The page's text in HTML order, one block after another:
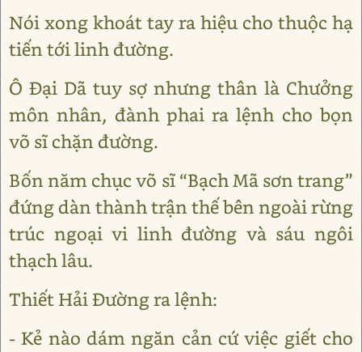
Nói xong khoát tay ra hiệu cho thuộc hạ
tiến tới linh đường.
Ô Đại Dã tuy sợ nhưng thân là Chưởng
môn nhân, đành phai ra lệnh cho bọn
võ sĩ chặn đường.
Bốn năm chục võ sĩ “Bạch Mã sơn trang”
đứng dàn thành trận thế bên ngoài rừng
trúc ngoại vi linh đường và sáu ngôi
thạch lâu.
Thiết Hải Đường ra lệnh:
- Kẻ nào dám ngăn cản cứ việc giết cho